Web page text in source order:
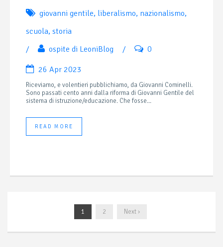
giovanni gentile, liberalismo, nazionalismo,
scuola, storia
/
ospite di LeoniBlog / 0
26 Apr 2023
Riceviamo, e volentieri pubblichiamo, da Giovanni Cominelli.
Sono passati cento anni dalla riforma di Giovanni Gentile del
sistema di istruzione/educazione. Che fosse...
READ MORE
1 2 Next ›